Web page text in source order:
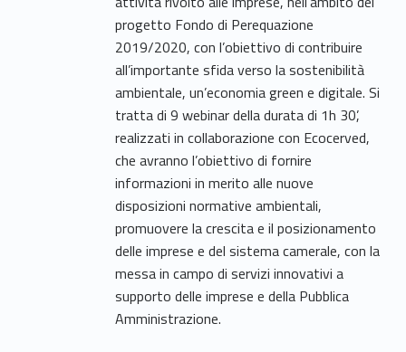
progetto Fondo di Perequazione
2019/2020, con l’obiettivo di contribuire
all’importante sfida verso la sostenibilità
ambientale, un’economia green e digitale. Si
tratta di 9 webinar della durata di 1h 30’,
realizzati in collaborazione con Ecocerved,
che avranno l’obiettivo di fornire
informazioni in merito alle nuove
disposizioni normative ambientali,
promuovere la crescita e il posizionamento
delle imprese e del sistema camerale, con la
messa in campo di servizi innovativi a
supporto delle imprese e della Pubblica
Amministrazione.